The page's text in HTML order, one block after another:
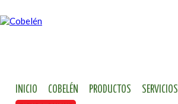
INICIO COBELÉN PRODUCTOS SERVICIOS